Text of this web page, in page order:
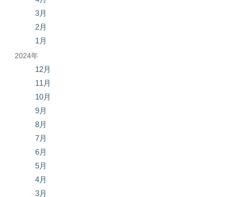
3月
2月
1月
2024年
12月
11月
10月
9月
8月
7月
6月
5月
4月
3月